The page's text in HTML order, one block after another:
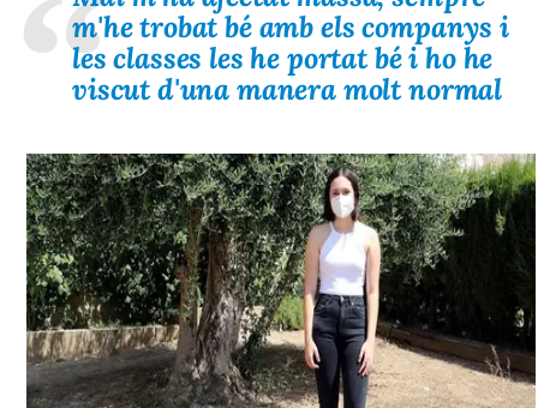
m'he trobat bé amb els companys i
les classes les he portat bé i ho he
viscut d'una manera molt normal